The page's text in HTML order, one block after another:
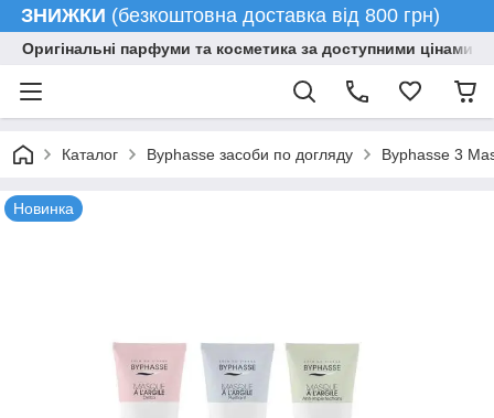
ЗНИЖКИ (безкоштовна доставка від 800 грн)
Оригінальні парфуми та косметика за доступними цінами
Каталог Byphasse засоби по догляду Byphasse 3
Новинка